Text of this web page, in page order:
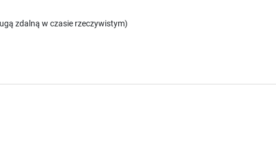
zdalną w czasie rzeczywistym)